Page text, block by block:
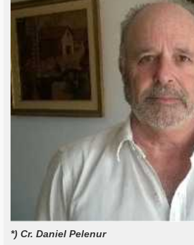
*) Cr. Daniel Pelenur